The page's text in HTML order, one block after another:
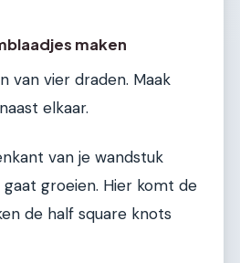
maken
van vier draden. Maak
elkaar.
van je wandstuk
groeien. Hier komt de
de half square knots